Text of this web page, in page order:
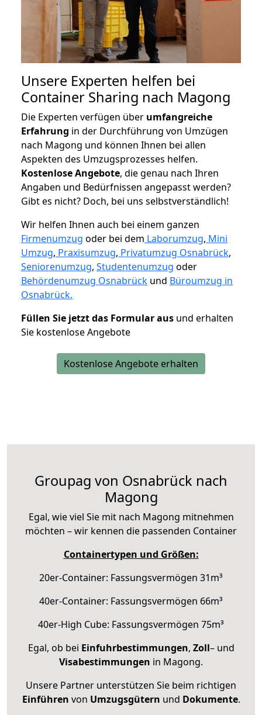
Unsere Experten helfen bei
Container Sharing nach Magong
Die Experten verfügen über umfangreiche
Erfahrung in der Durchführung von Umzügen
nach Magong und können Ihnen bei allen
Aspekten des Umzugsprozesses helfen.
Kostenlose Angebote, die genau nach Ihren
Angaben und Bedürfnissen angepasst werden?
Gibt es nicht? Doch, bei uns selbstverständlich!
Wir helfen Ihnen auch bei einem ganzen
Firmenumzug oder bei dem Laborumzug, Mini
Umzug, Praxisumzug, Privatumzug Osnabrück,
Seniorenumzug, Studentenumzug oder
Behördenumzug Osnabrück und Büroumzug in
Osnabrück.
Füllen Sie jetzt das Formular aus und erhalten
Sie kostenlose Angebote
Kostenlose Angebote erhalten
Groupag von Osnabrück nach
Magong
Egal, wie viel Sie mit nach Magong mitnehmen
möchten – wir kennen die passenden Container
Containertypen und Größen:
20er-Container: Fassungsvermögen 31m³
40er-Container: Fassungsvermögen 66m³
40er-High Cube: Fassungsvermögen 75m³
Egal, ob bei Einfuhrbestimmungen, Zoll– und
Visabestimmungen in Magong.
Unsere Partner unterstützen Sie beim richtigen
Einführen von Umzugsgütern und Dokumente.